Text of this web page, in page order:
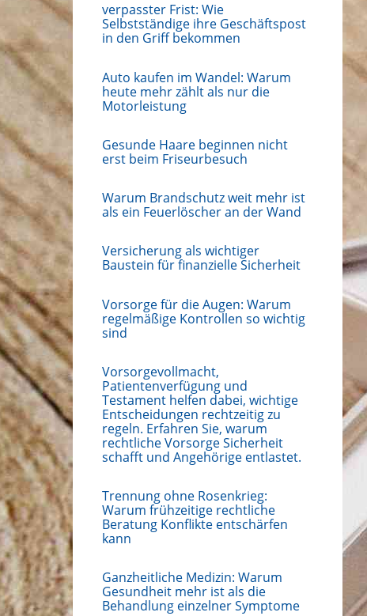
verpasster Frist: Wie
Selbstständige ihre Geschäftspost
in den Griff bekommen
Auto kaufen im Wandel: Warum
heute mehr zählt als nur die
Motorleistung
Gesunde Haare beginnen nicht
erst beim Friseurbesuch
Warum Brandschutz weit mehr ist
als ein Feuerlöscher an der Wand
Versicherung als wichtiger
Baustein für finanzielle Sicherheit
Vorsorge für die Augen: Warum
regelmäßige Kontrollen so wichtig
sind
Vorsorgevollmacht,
Patientenverfügung und
Testament helfen dabei, wichtige
Entscheidungen rechtzeitig zu
regeln. Erfahren Sie, warum
rechtliche Vorsorge Sicherheit
schafft und Angehörige entlastet.
Trennung ohne Rosenkrieg:
Warum frühzeitige rechtliche
Beratung Konflikte entschärfen
kann
Ganzheitliche Medizin: Warum
Gesundheit mehr ist als die
Behandlung einzelner Symptome